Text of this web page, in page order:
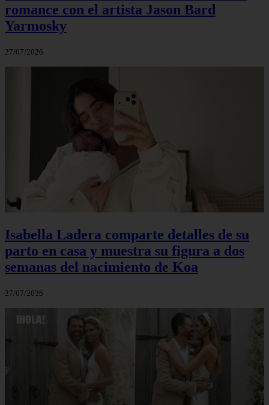
romance con el artista Jason Bard
Yarmosky
27/07/2026
Isabella Ladera comparte detalles de su
parto en casa y muestra su figura a dos
semanas del nacimiento de Koa
27/07/2026